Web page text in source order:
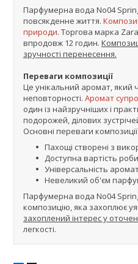
Парфумерна вода No04
повсякденне життя.
природи. Торгова марка
впродовж 12 годин.
зручності перенесення.
Переваги композиції
Це унікальний аромат, який
неповторності. Аромат
один із найзручніших і
подорожей, ділових
Основні переваги композиції:
Пахощі створені з
Доступна вартість
Універсальність
Невеликий об'єм
Парфумерна вода No04
композицію, яка захоплює
захоплений інтерес у
легкості.